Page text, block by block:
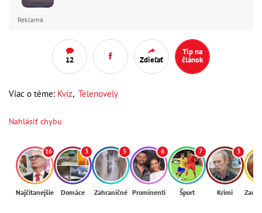
Reklama
12 Zdieľať
Tip na
článok
Viac o téme: Kvíz, Telenovely
Nahlásiť chybu
16
Najčítanejšie
3
Domáce
5
Zahraničné
6
Prominenti
7
Šport
3
Krimi